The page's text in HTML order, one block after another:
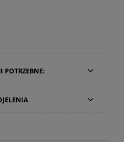
POTRZEBNE: